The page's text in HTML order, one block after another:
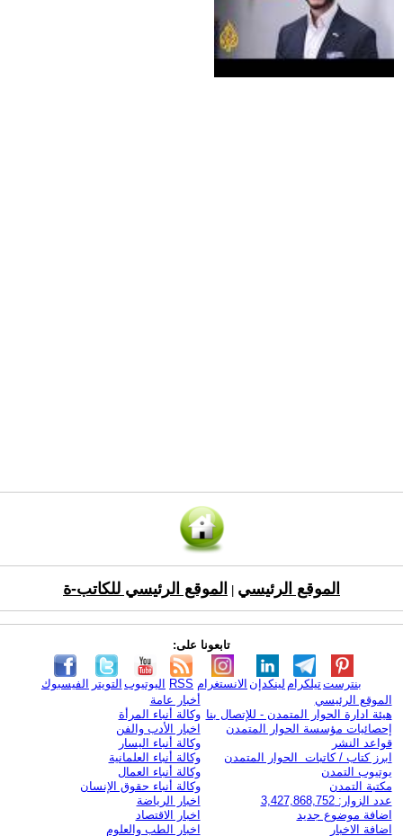
الموقع الرئيسي الموقع الرئيسي للكاتب-ة
تابعونا على:
الفيسبوك التويتر اليوتيوب RSS الانستغرام لينكدإن تيلكرامبنترست
الموقع الرئيسي
هيئة ادارة الحوار المتمدن - للإتصال بنا
إحصائيات مؤسسة الحوار المتمدن
قواعد النشر
ابرز كتاب / كاتبات الحوار المتمدن
يوتيوب التمدن
مكتبة التمدن
عدد الزوار: 3,427,868,752
اضافة موضوع جديد
اضافة الاخبار
أخبار عامة
وكالة أنباء المرأة
اخبار الأدب والفن
وكالة أنباء اليسار
وكالة أنباء العلمانية
وكالة أنباء العمال
وكالة أنباء حقوق الإنسان
اخبار الرياضة
اخبار الاقتصاد
اخبار الطب والعلوم